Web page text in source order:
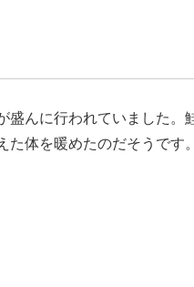
んに行われていました。
体を暖めたのだそうです